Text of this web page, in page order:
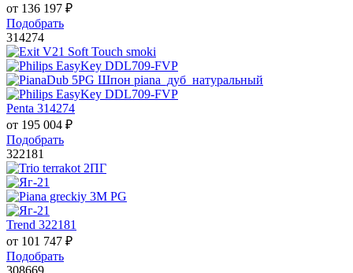
от 136 197 ₽
Подобрать
314274
Penta 314274
от 195 004 ₽
Подобрать
322181
Trend 322181
от 101 747 ₽
Подобрать
308669